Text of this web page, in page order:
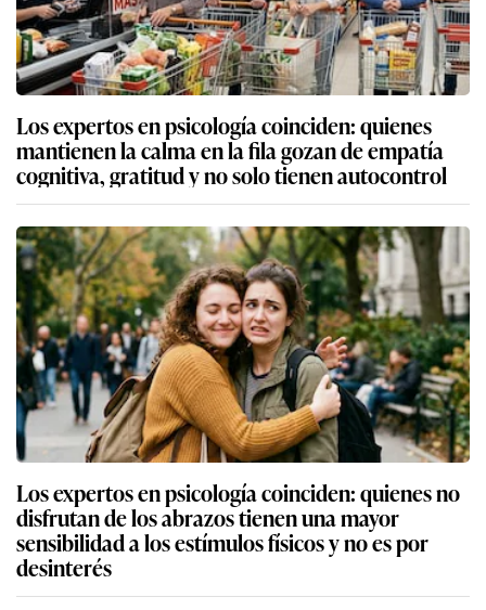
Los expertos en psicología coinciden: quienes
mantienen la calma en la fila gozan de empatía
cognitiva, gratitud y no solo tienen autocontrol
Los expertos en psicología coinciden: quienes no
disfrutan de los abrazos tienen una mayor
sensibilidad a los estímulos físicos y no es por
desinterés